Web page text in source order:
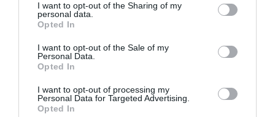
not limited to your visit or usage behaviour. You may click to
grant or deny consent to Google and its third-party tags to
use your data for below specified purposes in below Google
consent section.
I want to opt-out of the Sharing of my
personal data.
Opted In
I want to opt-out of the Sale of my
Personal Data.
Opted In
I want to opt-out of processing my
Personal Data for Targeted Advertising.
Opted In
máshol kellett megebédelnem,
még egyszer visszatérek ide.
Jelentés